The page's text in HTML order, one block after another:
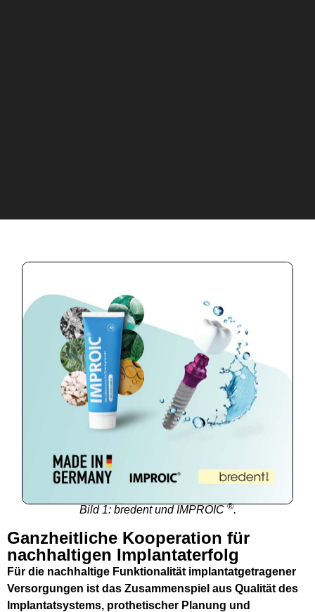
Bild 1: bredent und IMPROIC ®.
Ganzheitliche Kooperation für
nachhaltigen Implantaterfolg
Für die nachhaltige Funktionalität implantatgetragener
Versorgungen ist das Zusammenspiel aus Qualität des
Implantatsystems, prothetischer Planung und